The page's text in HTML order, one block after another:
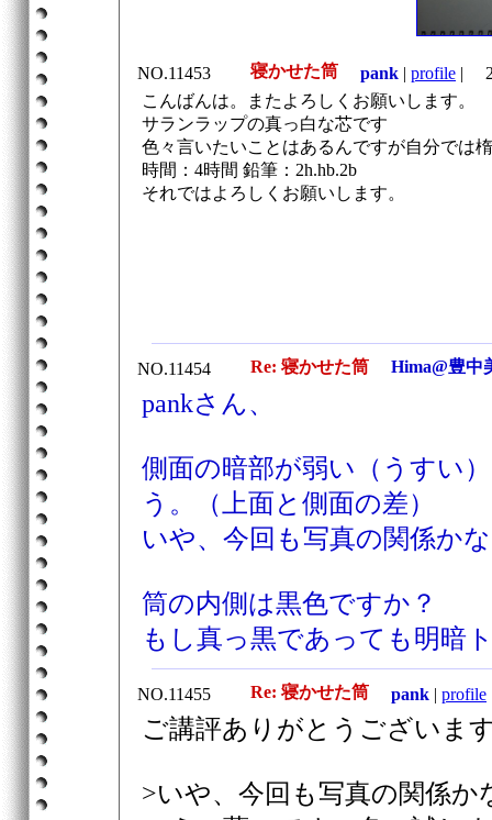
NO.11453 寝かせた筒 pank | profile |
こんばんは。またよろしくお願いします。
サランラップの真っ白な芯です
色々言いたいことはあるんですが自分では
時間：4時間 鉛筆：2h.hb.2b
それではよろしくお願いします。
NO.11454 Re: 寝かせた筒 Hima@豊中
pankさん、
側面の暗部が弱い（うすい
う。（上面と側面の差）
いや、今回も写真の関係か
筒の内側は黒色ですか？
もし真っ黒であっても明暗
NO.11455 Re: 寝かせた筒 pank | profile
ご講評ありがとうございま
>いや、今回も写真の関係か